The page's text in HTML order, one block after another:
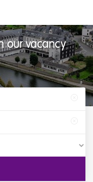
our vacancy